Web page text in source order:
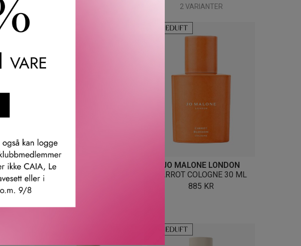
2 VARIANTER
100
ESSENTIAL PARFUMS
FERNANDEZ EAU DE PARFUM
2 VARIANTER
JO MALONE LONDON
CARROT COLOGNE 30 ML
885 KR